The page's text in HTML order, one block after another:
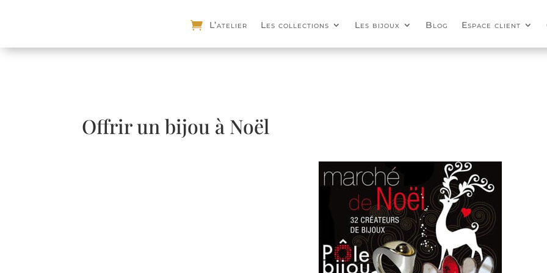
L’atelier Les collections Les bijoux Blog Espace client
Offrir un bijou à Noël